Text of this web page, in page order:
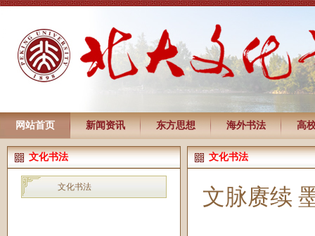
网站首页 新闻资讯 东方思想 海外书法 高
文化书法
文化书法
文化书法
文脉赓续